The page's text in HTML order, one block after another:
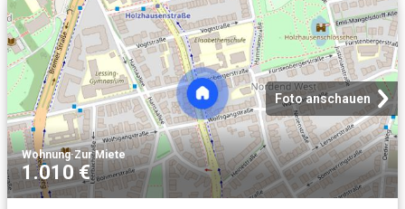
Foto anschauen
Wohnung·Zur Miete
1.010 €